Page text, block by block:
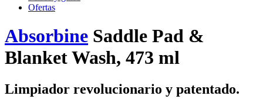
Ofertas
Absorbine Saddle Pad &
Blanket Wash, 473 ml
Limpiador revolucionario y patentado.